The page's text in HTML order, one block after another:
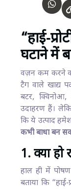
घटाने में
वज़न कम करने का
टैग वाले खाद्य
बटर,
उदाहरण हैं।
कि ये उत्पाद
कभी बाधा बन
1. क्या हो
हाल ही में
बताया कि